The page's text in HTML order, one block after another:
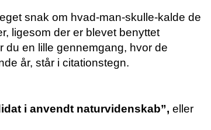
snak om hvad-man-skulle-kalde de
ligesom der er blevet benyttet
du en lille gennemgang, hvor de
år, står i citationstegn.
i anvendt naturvidenskab”, eller